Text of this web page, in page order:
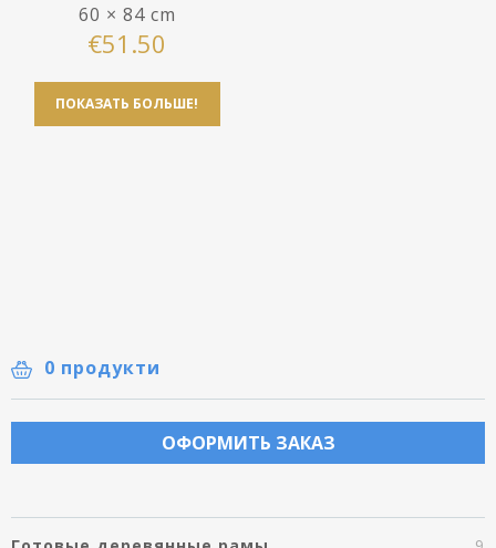
60 × 84 cm
€51.50
ПОКАЗАТЬ БОЛЬШЕ!
0 продукти
ОФОРМИТЬ ЗАКАЗ